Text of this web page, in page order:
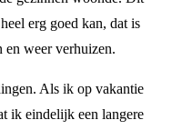
erg goed kan, dat is
en weer verhuizen.
Als ik op vakantie
ik eindelijk een langere